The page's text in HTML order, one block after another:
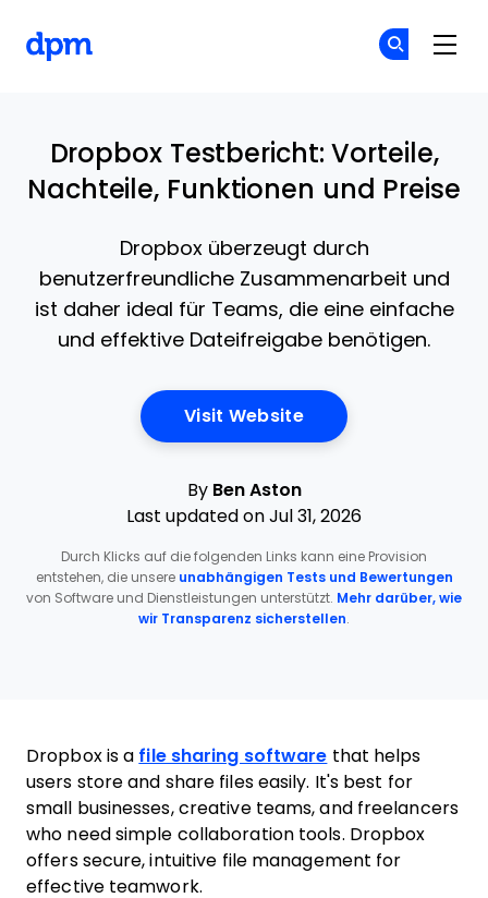
Dropbox Testbericht: Vorteile,
Nachteile, Funktionen und Preise
Dropbox überzeugt durch
benutzerfreundliche Zusammenarbeit und
ist daher ideal für Teams, die eine einfache
und effektive Dateifreigabe benötigen.
Visit WebsiteOpens New Window
By Ben Aston
Last updated on Jul 31, 2026
Durch Klicks auf die folgenden Links kann eine Provision
entstehen, die unsere unabhängigen Tests und Bewertungen
von Software und Dienstleistungen unterstützt. Mehr darüber, wie
wir Transparenz sicherstellen.
Dropbox is a file sharing software that helps
users store and share files easily. It's best for
small businesses, creative teams, and freelancers
who need simple collaboration tools. Dropbox
offers secure, intuitive file management for
effective teamwork.